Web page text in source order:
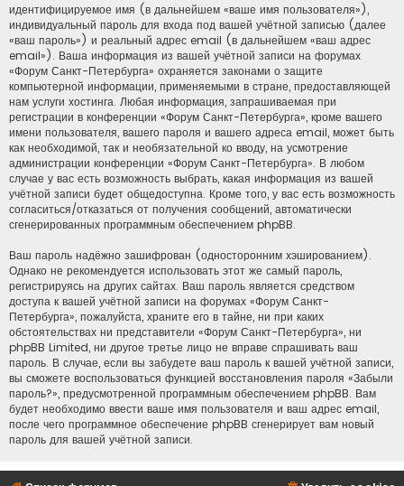
идентифицируемое имя (в дальнейшем «ваше имя пользователя»),
индивидуальный пароль для входа под вашей учётной записью (далее
«ваш пароль») и реальный адрес email (в дальнейшем «ваш адрес
email»). Ваша информация из вашей учётной записи на форумах
«Форум Санкт-Петербурга» охраняется законами о защите
компьютерной информации, применяемыми в стране, предоставляющей
нам услуги хостинга. Любая информация, запрашиваемая при
регистрации в конференции «Форум Санкт-Петербурга», кроме вашего
имени пользователя, вашего пароля и вашего адреса email, может быть
как необходимой, так и необязательной ко вводу, на усмотрение
администрации конференции «Форум Санкт-Петербурга». В любом
случае у вас есть возможность выбрать, какая информация из вашей
учётной записи будет общедоступна. Кроме того, у вас есть возможность
согласиться/отказаться от получения сообщений, автоматически
сгенерированных программным обеспечением phpBB.
Ваш пароль надёжно зашифрован (односторонним хэшированием).
Однако не рекомендуется использовать этот же самый пароль,
регистрируясь на других сайтах. Ваш пароль является средством
доступа к вашей учётной записи на форумах «Форум Санкт-
Петербурга», пожалуйста, храните его в тайне, ни при каких
обстоятельствах ни представители «Форум Санкт-Петербурга», ни
phpBB Limited, ни другое третье лицо не вправе спрашивать ваш
пароль. В случае, если вы забудете ваш пароль к вашей учётной записи,
вы сможете воспользоваться функцией восстановления пароля «Забыли
пароль?», предусмотренной программным обеспечением phpBB. Вам
будет необходимо ввести ваше имя пользователя и ваш адрес email,
после чего программное обеспечение phpBB сгенерирует вам новый
пароль для вашей учётной записи.